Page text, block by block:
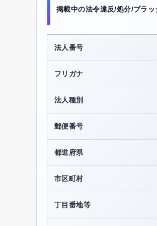
掲載中の法令違反/処分/ブラッ
法人番号
フリガナ
法人種別
郵便番号
都道府県
市区町村
丁目番地等